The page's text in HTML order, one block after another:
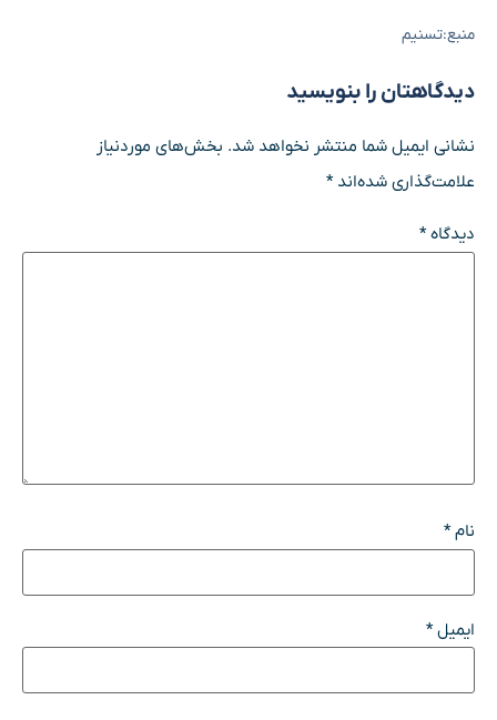
منبع:تسنیم
دیدگاهتان را بنویسید
نشانی ایمیل شما منتشر نخواهد شد. بخش‌های موردنیاز
علامت‌گذاری شده‌اند*
دیدگاه*
نام*
ایمیل*